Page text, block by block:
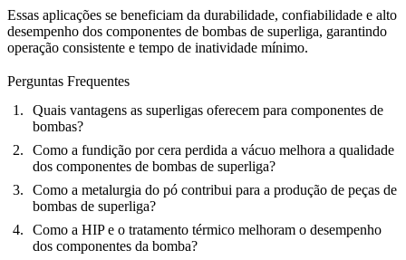
Essas aplicações se beneficiam da durabilidade, confiabilidade e alto
desempenho dos componentes de bombas de superliga, garantindo
operação consistente e tempo de inatividade mínimo.
Perguntas Frequentes
Quais vantagens as superligas oferecem para componentes de
bombas?
Como a fundição por cera perdida a vácuo melhora a qualidade
dos componentes de bombas de superliga?
Como a metalurgia do pó contribui para a produção de peças de
bombas de superliga?
Como a HIP e o tratamento térmico melhoram o desempenho
dos componentes da bomba?